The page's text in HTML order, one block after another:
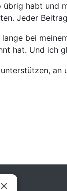
übrig habt und
Jeder
bei
hat. Und ich
×